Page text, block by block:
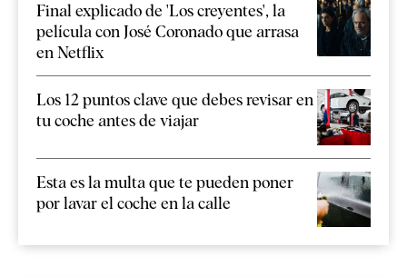
Final explicado de 'Los creyentes', la
película con José Coronado que arrasa
en Netflix
Los 12 puntos clave que debes revisar en
tu coche antes de viajar
Esta es la multa que te pueden poner
por lavar el coche en la calle